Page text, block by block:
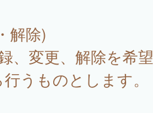
解除)
変更、解除を希望
うものとします。